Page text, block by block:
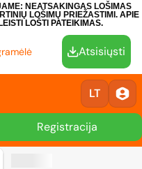
NEATSAKINGAS LOŠIMAS
LOŠIMŲ PRIEŽASTIMI. APIE
LOŠTI PATEIKIMAS.
Atsisiųsti
LT
Registracija